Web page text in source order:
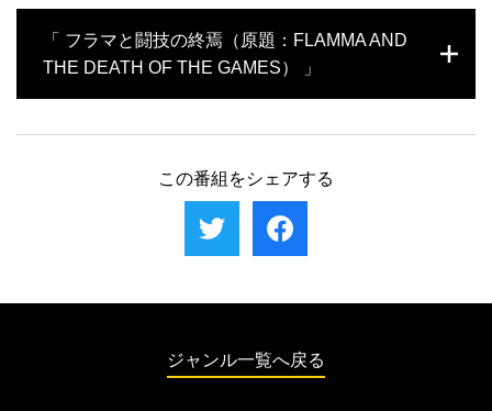
激化。ローマの象徴であるコロッセオは、今も栄光の陰にある暴
力と搾取を物語っている。
場。人々に衝撃を与えた。２週間にわたり野獣の惨殺や無力化し
た相手との戦い、ヘラクレスの姿で神話の場面を再現するなど常
されてしまう。そして愚帝の名を残すことになった。
「 フラマと闘技の終焉（原題：FLAMMA AND
THE DEATH OF THE GAMES） 」
ス・セウェルスやシリア出身の妻、そして捕らえられシチリアに
所で仲間と深い絆を築き、34戦を戦い21勝を挙げた。30歳にして
その生涯を終えた彼の墓碑には、過酷な闘技の現実と仲間との強
この番組をシェアする
ジャンル一覧へ戻る